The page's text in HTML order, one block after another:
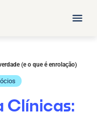
(e o que é enrolação)
Clínicas: